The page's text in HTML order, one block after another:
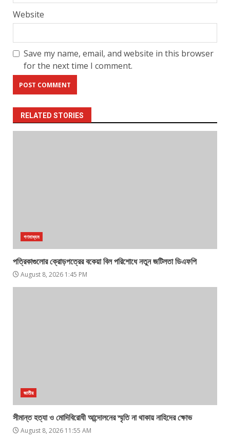
Website
Save my name, email, and website in this browser
for the next time I comment.
RELATED STORIES
গণমাধ্যম
পত্রিকাগুলোর ক্রোড়পত্রের বকেয়া বিল পরিশোধে নতুন জটিলতা ডিএফপি
August 8, 2026 1:45 PM
জাতীয়
সীমান্ত হত্যা ও মোদিবিরোধী আন্দোলনের স্মৃতি না থাকায় নাহিদের ক্ষোভ
August 8, 2026 11:55 AM